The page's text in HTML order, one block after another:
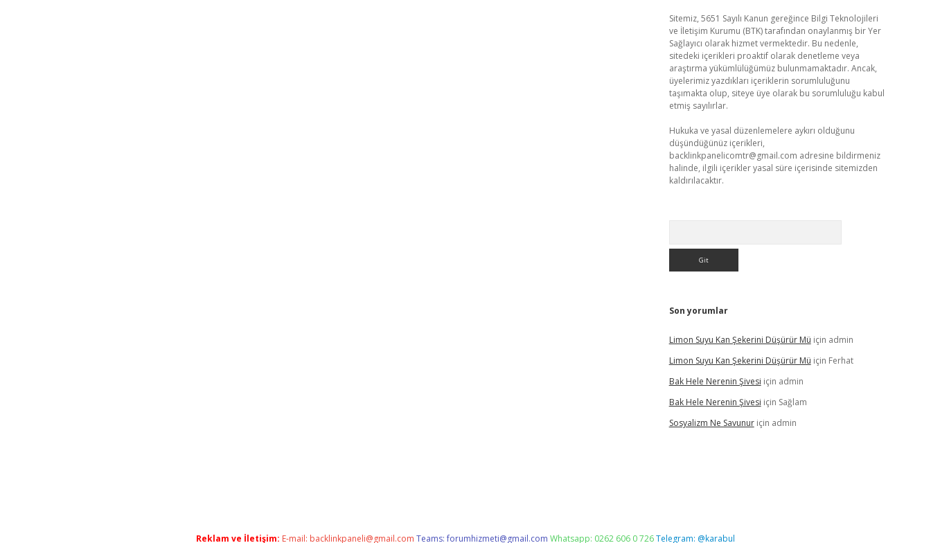
Sitemiz, 5651 Sayılı Kanun gereğince Bilgi Teknolojileri
ve İletişim Kurumu (BTK) tarafından onaylanmış bir Yer
Sağlayıcı olarak hizmet vermektedir. Bu nedenle,
sitedeki içerikleri proaktif olarak denetleme veya
araştırma yükümlülüğümüz bulunmamaktadır. Ancak,
üyelerimiz yazdıkları içeriklerin sorumluluğunu
taşımakta olup, siteye üye olarak bu sorumluluğu kabul
etmiş sayılırlar.
Hukuka ve yasal düzenlemelere aykırı olduğunu
düşündüğünüz içerikleri,
backlinkpanelicomtr@gmail.com adresine bildirmeniz
halinde, ilgili içerikler yasal süre içerisinde sitemizden
kaldırılacaktır.
Son yorumlar
Limon Suyu Kan Şekerini Düşürür Mü için admin
Limon Suyu Kan Şekerini Düşürür Mü için Ferhat
Bak Hele Nerenin Şivesi için admin
Bak Hele Nerenin Şivesi için Sağlam
Sosyalizm Ne Savunuriçin admin
Reklam ve İletişim: E-mail: backlinkpaneli@gmail.com Teams:forumhizmeti@gmail.com Whatsapp: 0262 606 0 726Telegram: @karabul